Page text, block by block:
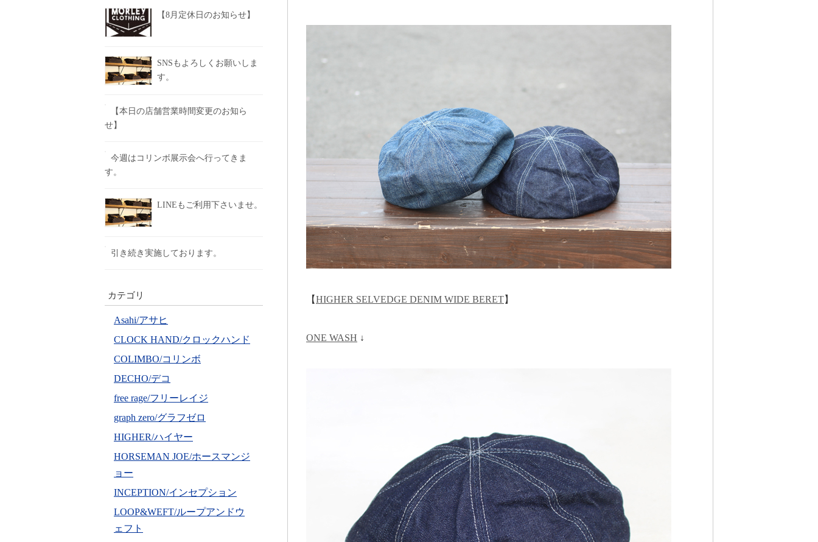
【HIGHER SELVEDGE DENIM WIDE BERET】
ONE WASH ↓
【8月定休日のお知らせ】
SNSもよろしくお願いしま
す。
【本日の店舗営業時間変更のお知ら
せ】
今週はコリンボ展示会へ行ってきま
す。
LINEもご利用下さいませ。
引き続き実施しております。
カテゴリ
Asahi/アサヒ
CLOCK HAND/クロックハンド
COLIMBO/コリンボ
DECHO/デコ
free rage/フリーレイジ
graph zero/グラフゼロ
HIGHER/ハイヤー
HORSEMAN JOE/ホースマンジ
ョー
INCEPTION/インセプション
LOOP&WEFT/ループアンドウ
ェフト